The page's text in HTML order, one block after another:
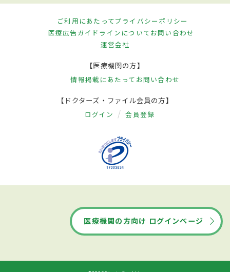
ご利用にあたってプライバシーポリシー
医療広告ガイドラインについてお問い合わせ
運営会社
【医療機関の方】
情報掲載にあたって お問い合わせ
【ドクターズ・ファイル会員の方】
ログイン 会員登録
医療機関の方向け ログインページ